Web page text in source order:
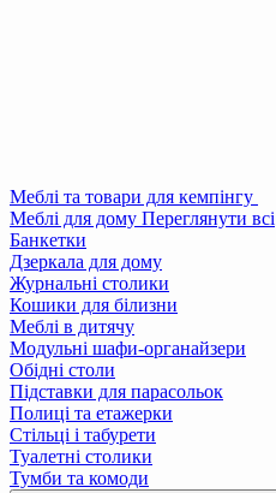
Меблі та товари для кемпінгу
Меблі для домуПереглянути всі
Банкетки
Дзеркала для дому
Журнальні столики
Кошики для білизни
Меблі в дитячу
Модульні шафи-органайзери
Обідні столи
Підставки для парасольок
Полиці та етажерки
Стільці і табурети
Туалетні столики
Тумби та комоди